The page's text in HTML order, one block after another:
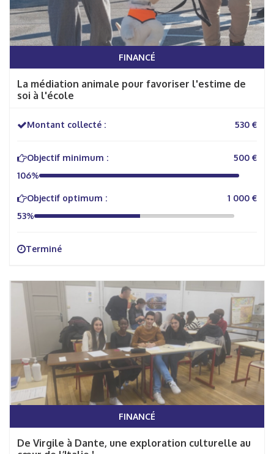
FINANCÉ
La médiation animale pour favoriser l'estime de
soi à l'école
Montant collecté : 530 €
Objectif minimum :
500 €
106%
Objectif optimum :
1 000 €
53%
Terminé
FINANCÉ
De Virgile à Dante, une exploration culturelle au